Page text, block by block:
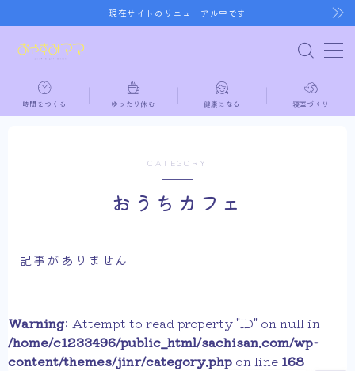
現在サイトのリニューアル中です
MENU
ホーム
時間をつくる ゆったり休む 健康になる 寝室づくり
CATEGORY
おうちカフェ
記事がありません
Warning: Attempt to read property "ID" on null in
/home/c1233496/public_html/sachisan.com/wp-
content/themes/jinr/category.php on line 168